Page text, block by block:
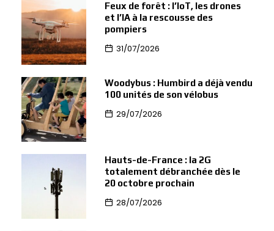
Feux de forêt : l’IoT, les drones
et l’IA à la rescousse des
pompiers
31/07/2026
Woodybus : Humbird a déjà vendu
100 unités de son vélobus
29/07/2026
Hauts-de-France : la 2G
totalement débranchée dès le
20 octobre prochain
28/07/2026